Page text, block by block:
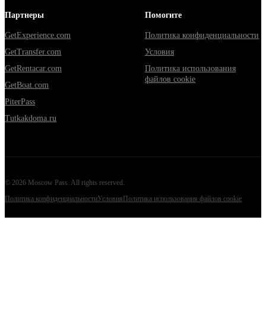
Партнеры
GetExperience.com
GetTransfer.com
GetRentacar.com
GetBoat.com
PiterPass
Tutkakdoma.ru
Помогите
Политика конфиденциальности
Условия
Политика использования
файлов cookie
© 2026 Moscow Pass . All rights reserved.
Политика конфиденциальностиУсловияПолитика использования файлов cookie